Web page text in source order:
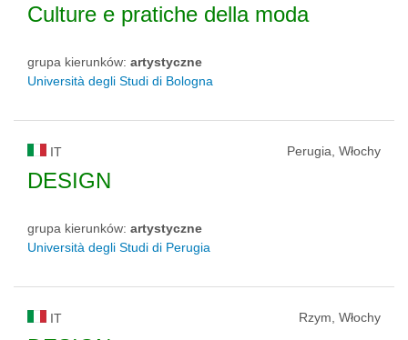
Culture e pratiche della moda
grupa kierunków: artystyczne
Università degli Studi di Bologna
IT Perugia, Włochy
DESIGN
grupa kierunków: artystyczne
Università degli Studi di Perugia
IT Rzym, Włochy